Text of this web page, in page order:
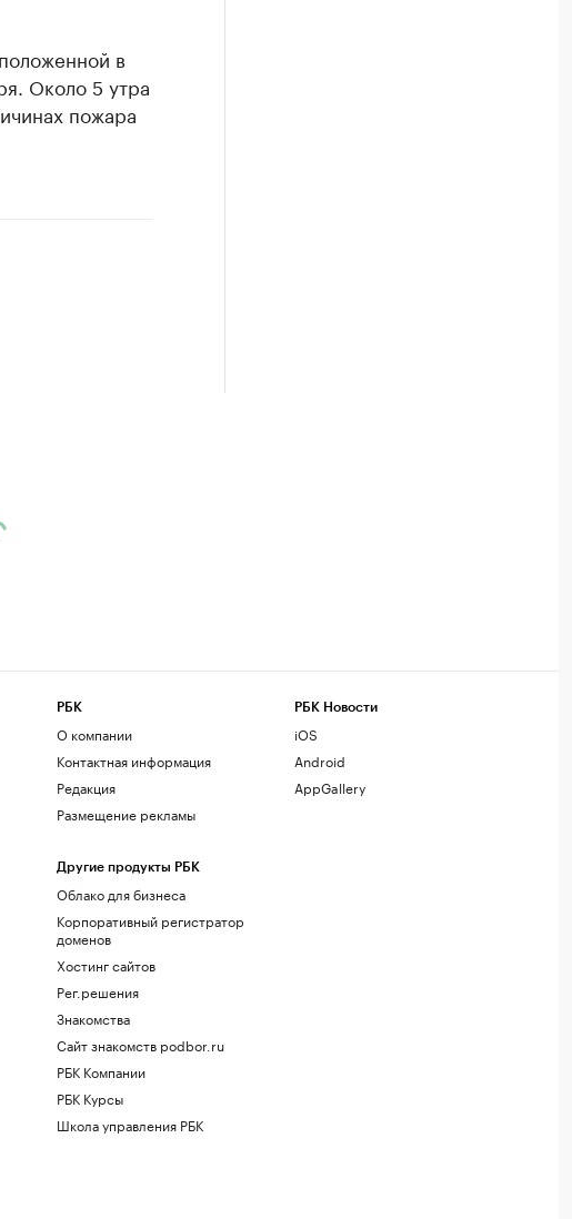
в
Около 5 утра
пожара
РБК
О компании
Контактная информация
Редакция
Размещение рекламы
Другие продукты РБК
Облако для бизнеса
Корпоративный регистратор
доменов
Хостинг сайтов
Рег.решения
Знакомства
Сайт знакомств podbor.ru
РБК Компании
РБК Курсы
Школа управления РБК
РБК Новости
iOS
Android
AppGallery